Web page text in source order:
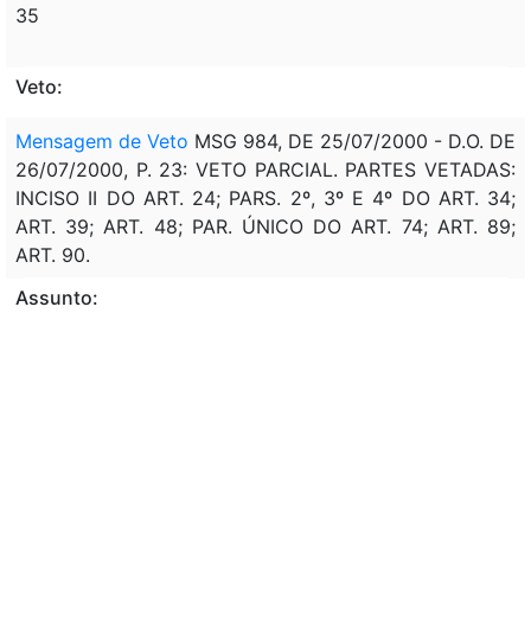
35
Veto:
Mensagem de Veto MSG 984, DE 25/07/2000 - D.O. DE
26/07/2000, P. 23: VETO PARCIAL. PARTES VETADAS:
INCISO II DO ART. 24; PARS. 2º, 3º E 4º DO ART. 34;
ART. 39; ART. 48; PAR. ÚNICO DO ART. 74; ART. 89;
ART. 90.
Assunto: